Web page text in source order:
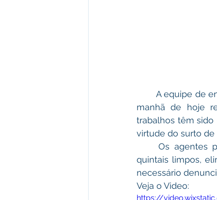
A equipe de
manhã de hoje
trabalhos têm sido
virtude do surto
Os agentes
quintais limpos,
necessário
Veja o Video:
https://